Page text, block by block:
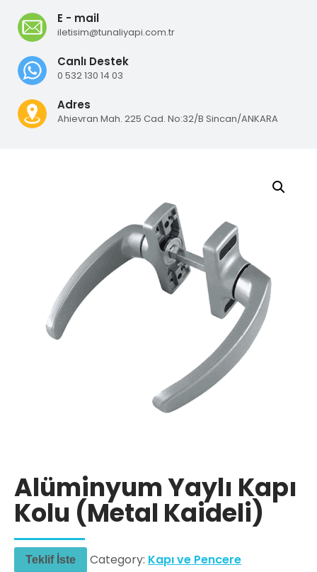
E - mail
iletisim@tunaliyapi.com.tr
Canlı Destek
0 532 130 14 03
Adres
Ahievran Mah. 225 Cad. No:32/B Sincan/ANKARA
Alüminyum Yaylı Kapı
Kolu (Metal Kaideli)
Teklif İste Category: Kapı ve Pencere